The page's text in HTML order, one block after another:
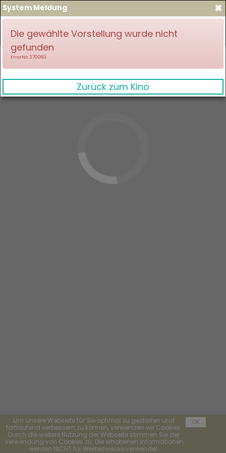
Um unsere Webseite für Sie optimal zu gestalten und
fortlaufend verbessern zu können, verwenden wir Cookies.
Durch die weitere Nutzung der Webseite stimmen Sie der
Verwendung von Cookies zu. Die erhobenen Informationen
werden NICHT für Werbezwecke verwendet.
OK
×
System Meldung
Die gewählte Vorstellung wurde nicht
gefunden
ErrorNo. 270083
Zurück zum Kino